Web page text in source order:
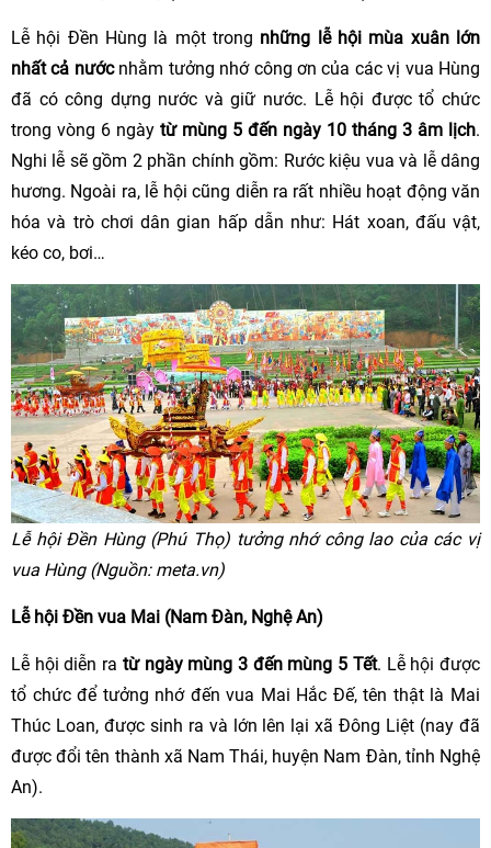
Lễ hội Đền Hùng là một trong những lễ hội mùa xuân lớn
nhất cả nướcnhằm tưởng nhớ công ơn của các vị vua Hùng
đã có công dựng nước và giữ nước. Lễ hội được tổ chức
trong vòng 6 ngày từ mùng 5 đến ngày 10 tháng 3 âm lịch.
Nghi lễ sẽ gồm 2 phần chính gồm: Rước kiệu vua và lễ dâng
hương. Ngoài ra, lễ hội cũng diễn ra rất nhiều hoạt động văn
hóa và trò chơi dân gian hấp dẫn như: Hát xoan, đấu vật,
kéo co, bơi…
Lễ hội Đền Hùng (Phú Thọ) tưởng nhớ công lao của các vị
vua Hùng (Nguồn: meta.vn)
Lễ hội Đền vua Mai (Nam Đàn, Nghệ An)
Lễ hội diễn ra từ ngày mùng 3 đến mùng 5 Tết. Lễ hội được
tổ chức để tưởng nhớ đến vua Mai Hắc Đế, tên thật là Mai
Thúc Loan, được sinh ra và lớn lên lại xã Đông Liệt (nay đã
được đổi tên thành xã Nam Thái, huyện Nam Đàn, tỉnh Nghệ
An).